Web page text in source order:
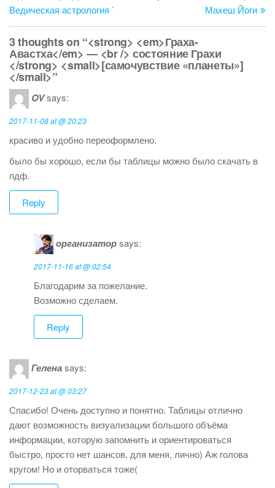
o
k
Ведическая астрология ’
Махеш Йоги
3 thoughts on “<strong> <em>Граха-
Авастха</em> — <br /> состояние Грахи
</strong> <small>[самочувствие «планеты»]
</small>”
OVsays:
2017-11-08 at @ 20:23
красиво и удобно переоформлено.
было бы хорошо, если бы таблицы можно было скачать в
пдф.
Reply
организаторsays:
2017-11-16 at @ 02:54
Благодарим за пожелание.
Возможно сделаем.
Reply
Геленаsays:
2017-12-23 at @ 03:27
Спасибо! Очень доступно и понятно. Таблицы отлично
дают возможность визуализации большого объёма
информации, которую запомнить и ориентироваться
быстро, просто нет шансов, для меня, лично) Аж голова
кругом! Но и оторваться тоже(